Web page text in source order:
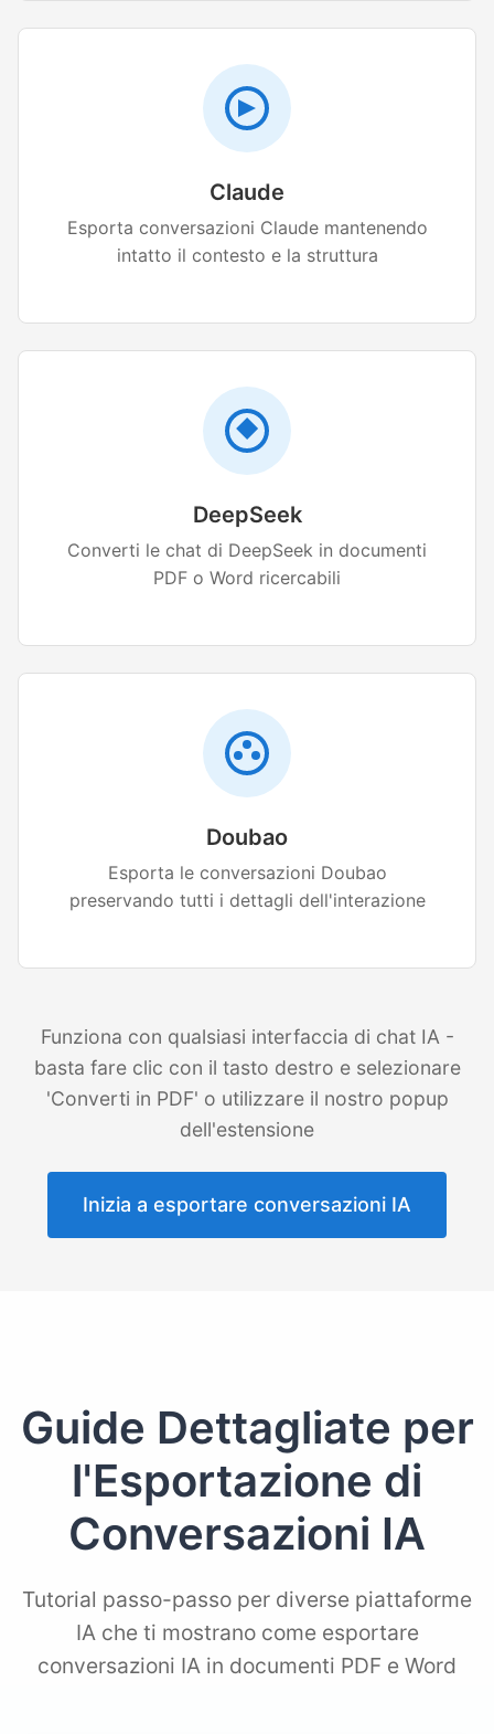
Claude
Esporta conversazioni Claude mantenendo
intatto il contesto e la struttura
DeepSeek
Converti le chat di DeepSeek in documenti
PDF o Word ricercabili
Doubao
Esporta le conversazioni Doubao
preservando tutti i dettagli dell'interazione
Funziona con qualsiasi interfaccia di chat IA -
basta fare clic con il tasto destro e selezionare
'Converti in PDF' o utilizzare il nostro popup
dell'estensione
Inizia a esportare conversazioni IA
Guide Dettagliate per
l'Esportazione di
Conversazioni IA
Tutorial passo-passo per diverse piattaforme
IA che ti mostrano come esportare
conversazioni IA in documenti PDF e Word